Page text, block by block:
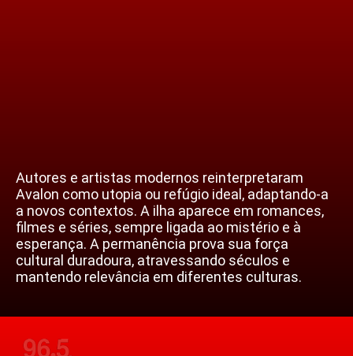
Autores e artistas modernos reinterpretaram
Avalon como utopia ou refúgio ideal, adaptando-a
a novos contextos. A ilha aparece em romances,
filmes e séries, sempre ligada ao mistério e à
esperança. A permanência prova sua força
cultural duradoura, atravessando séculos e
mantendo relevância em diferentes culturas.